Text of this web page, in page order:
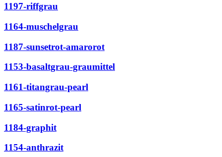
1197-riffgrau
1164-muschelgrau
1187-sunsetrot-amarorot
1153-basaltgrau-graumittel
1161-titangrau-pearl
1165-satinrot-pearl
1184-graphit
1154-anthrazit